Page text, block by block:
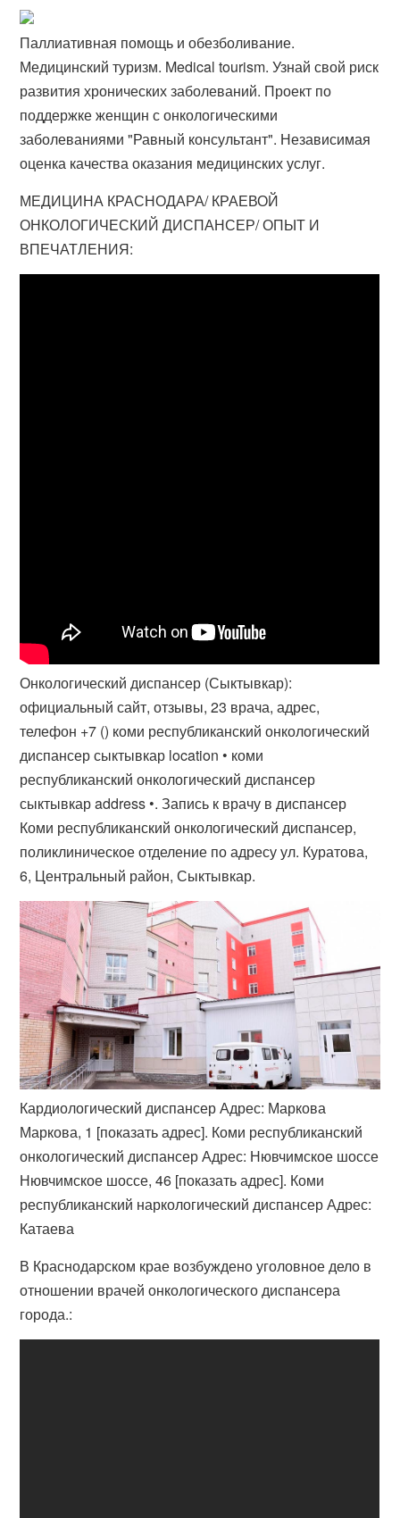
Паллиативная помощь и обезболивание.
Медицинский туризм. Medical tourism. Узнай свой риск
развития хронических заболеваний. Проект по
поддержке женщин с онкологическими
заболеваниями "Равный консультант". Независимая
оценка качества оказания медицинских услуг.
МЕДИЦИНА КРАСНОДАРА/ КРАЕВОЙ
ОНКОЛОГИЧЕСКИЙ ДИСПАНСЕР/ ОПЫТ И
ВПЕЧАТЛЕНИЯ:
Онкологический диспансер (Сыктывкар):
официальный сайт, отзывы, 23 врача, адрес,
телефон +7 () коми республиканский онкологический
диспансер сыктывкар location • коми
республиканский онкологический диспансер
сыктывкар address •. Запись к врачу в диспансер
Коми республиканский онкологический диспансер,
поликлиническое отделение по адресу ул. Куратова,
6, Центральный район, Сыктывкар.
Кардиологический диспансер Адрес: Маркова
Маркова, 1 [показать адрес]. Коми республиканский
онкологический диспансер Адрес: Нювчимское шоссе
Нювчимское шоссе, 46 [показать адрес]. Коми
республиканский наркологический диспансер Адрес:
Катаева
В Краснодарском крае возбуждено уголовное дело в
отношении врачей онкологического диспансера
города.: